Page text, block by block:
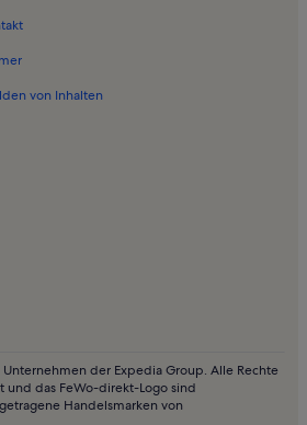
von Inhalten
der Expedia Group. Alle Rechte
und das FeWo-direkt-Logo sind
Handelsmarken von